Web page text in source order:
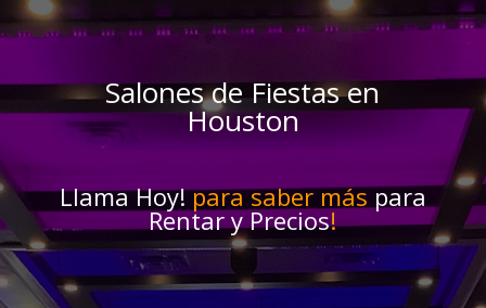
Salones de Fiestas en
Houston
Llama Hoy!para saber máspara
Rentar y Precios!